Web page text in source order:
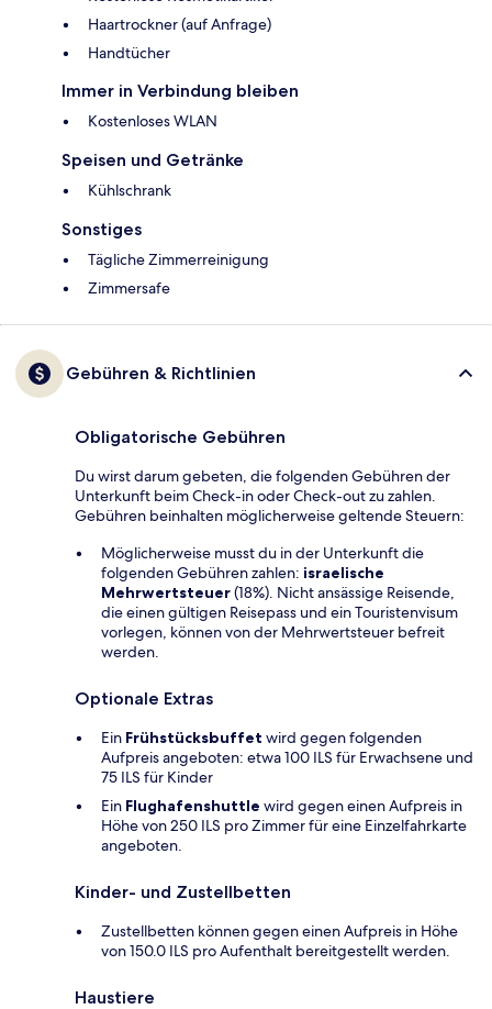
Haartrockner (auf Anfrage)
Handtücher
Immer in Verbindung bleiben
Kostenloses WLAN
Speisen und Getränke
Kühlschrank
Sonstiges
Tägliche Zimmerreinigung
Zimmersafe
Gebühren & Richtlinien
Obligatorische Gebühren
Du wirst darum gebeten, die folgenden Gebühren der
Unterkunft beim Check-in oder Check-out zu zahlen.
Gebühren beinhalten möglicherweise geltende Steuern:
Möglicherweise musst du in der Unterkunft die
folgenden Gebühren zahlen: israelische
Mehrwertsteuer(18%). Nicht ansässige Reisende,
die einen gültigen Reisepass und ein Touristenvisum
vorlegen, können von der Mehrwertsteuer befreit
werden.
Optionale Extras
Ein Frühstücksbuffet wird gegen folgenden
Aufpreis angeboten: etwa 100 ILS für Erwachsene und
75 ILS für Kinder
Ein Flughafenshuttle wird gegen einen Aufpreis in
Höhe von 250 ILS pro Zimmer für eine Einzelfahrkarte
angeboten.
Kinder- und Zustellbetten
Zustellbetten können gegen einen Aufpreis in Höhe
von 150.0 ILS pro Aufenthalt bereitgestellt werden.
Haustiere